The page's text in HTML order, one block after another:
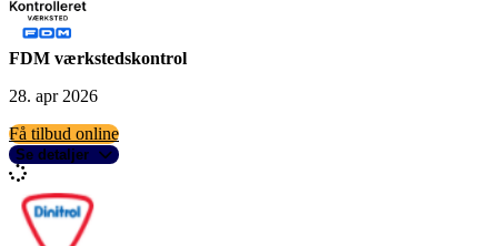
FDM værkstedskontrol
28. apr 2026
Få tilbud online
Se detaljer